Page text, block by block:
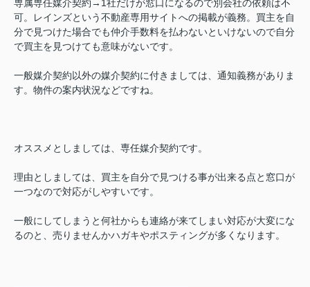
専属専任媒介契約→1社だけが窓口になるので別会社の依頼は不
可。レインズという不動産専用サイトへの掲載が義務。買主を自
分で見つけた場合でも仲介手数料を払わないといけないので自分
で買主を見つけても意味がないです。
一般媒介契約以外の媒介契約に付きましては、通知義務がありま
す。物件の案内状況などですね。
オススメとしましては、専任媒介契約です。
理由としましては、買主を自分で見つける事が出来る点と窓口が
一つなので対応がしやすいです。
一般にしてしまうと何社からも連絡が来てしまい対応が大変にな
るのと、売りませんかハガキやポスティングが多くなります。